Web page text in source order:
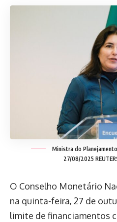
Ministra do
27/08/2025
O Conselho Monetário
na quinta-feira, 27 de
limite de financiamentos